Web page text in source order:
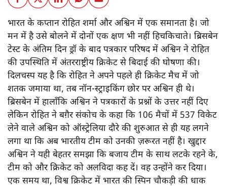
भारत के कप्तान रोहित शर्मा और अश्विन में एक समानता है। जो
मन में है उसे बोलने में दोनों एक क्षण भी नहीं हिचकिचाते। ब्रिसबेन
टेस्ट के अंतिम दिन ड्रॉ के बाद पत्रकार परिषद में अश्विन ने रोहित
की उपस्थिति में अंतरराष्ट्रीय क्रिकेट से बिदाई की घोषणा की।
दिलचस्प यह है कि रोहित ने अपने पहले ही क्रिकेट मैच में जो
शतक जमाया था, तब नॉन-स्ट्राइकिंग छोर पर अश्विन ही थे।
ब्रिसबेन में हालाँकि अश्विन ने पत्रकारों के प्रश्नों के उत्तर नहीं दिए
लेकिन रोहित ने बग़ैर संकोच के कहा कि 106 मैचों में 537 विकेट
लेने वाले अश्विन को ऑस्ट्रेलिया दौरे की शुरुआत से ही यह लगने
लगा था कि अब भारतीय टीम को उनकी ज़रूरत नहीं है। खुद्दार
अश्विन ने यही बेहतर समझा कि बजाय टीम के साथ लटके रहने के,
टीम को और क्रिकेट को अलविदा कह दें। वह उन्होंने कर दिया।
एक समय था, विश्व क्रिकेट में भारत की स्पिन चौकड़ी की धाक